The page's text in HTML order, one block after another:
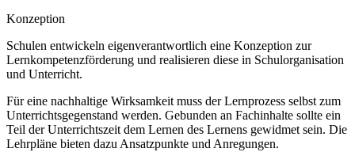
Konzeption
Schulen entwickeln eigenverantwortlich eine Konzeption zur
Lernkompetenzförderung und realisieren diese in Schulorganisation
und Unterricht.
Für eine nachhaltige Wirksamkeit muss der Lernprozess selbst zum
Unterrichtsgegenstand werden. Gebunden an Fachinhalte sollte ein
Teil der Unterrichtszeit dem Lernen des Lernens gewidmet sein. Die
Lehrpläne bieten dazu Ansatzpunkte und Anregungen.